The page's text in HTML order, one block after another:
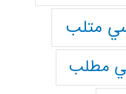
متلب
مطلب